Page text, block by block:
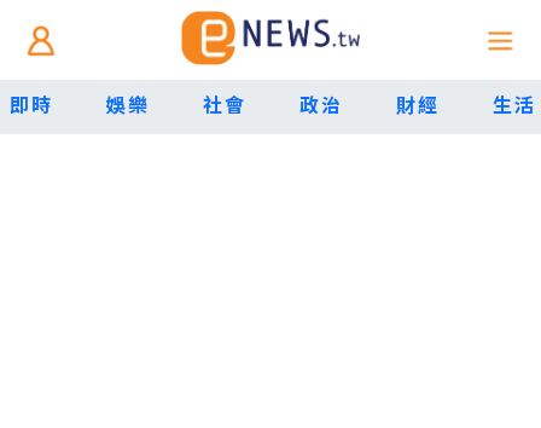
即時 娛樂 社會 政治 財經 生活